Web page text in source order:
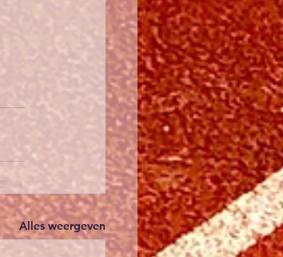
Alles weergeven